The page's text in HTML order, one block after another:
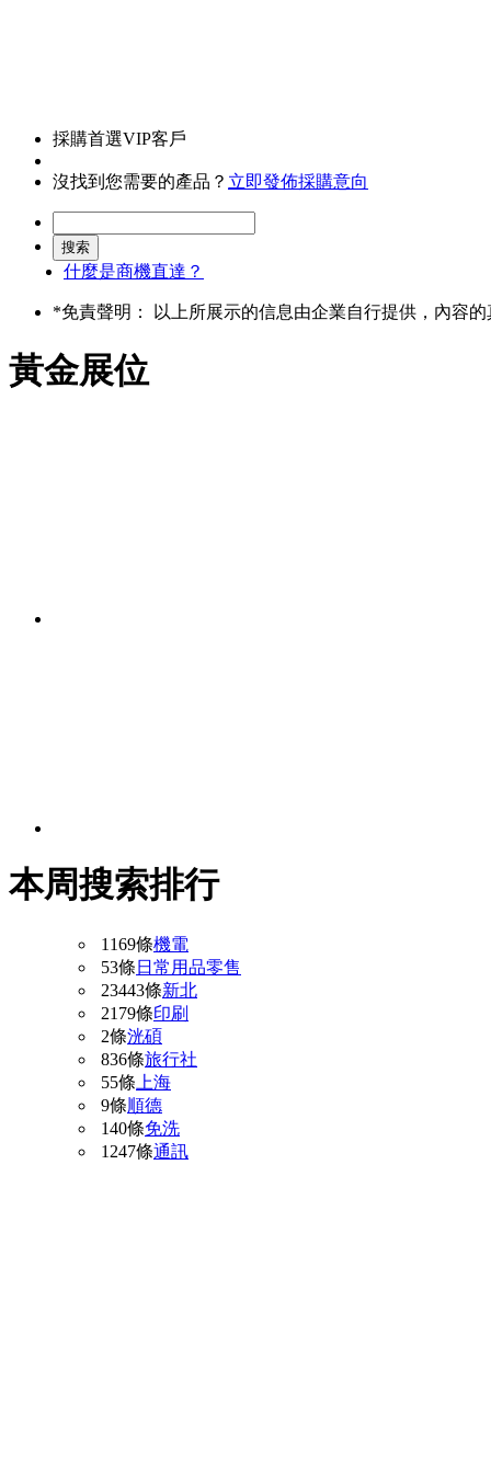
採購首選VIP客戶
沒找到您需要的產品？ 立即發佈採購意向
什麼是商機直達？
*免責聲明： 以上所展示的信息由企業自行提供，內容
黃金展位
本周搜索排行
1169條機電
53條 日常用品零售
23443條新北
2179條印刷
2條洸碩
836條旅行社
55條 上海
9條順德
140條免洗
1247條通訊